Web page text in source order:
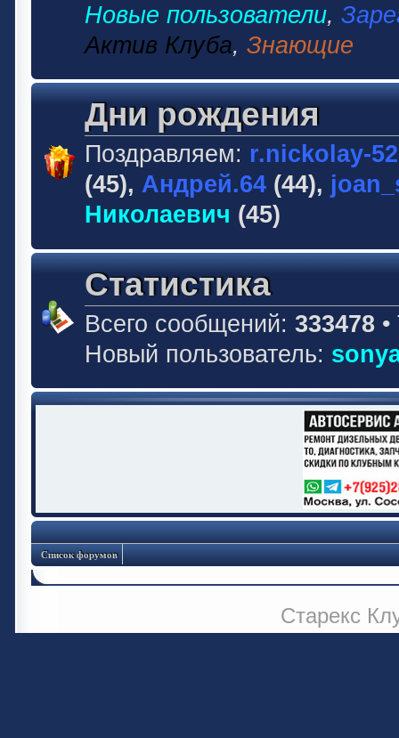
Новые пользователи,
Актив Клуба, Знающие
Дни рождения
Поздравляем: r.nickolay-
(45), Андрей.64 (44),
Николаевич (45)
Статистика
Всего сообщений: 333478
Новый пользователь:
Список форумов
Старекс